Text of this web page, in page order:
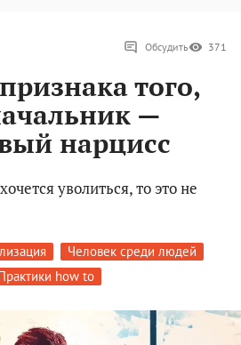
Обсудить 371
того,
—
нарцисс
уволиться, то это не
Человек среди людей
how to